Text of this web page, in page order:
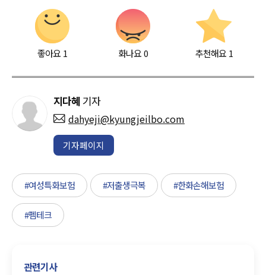
좋아요 1 화나요0 추천해요 1
지다혜 기자
dahyeji@kyungjeilbo.com
기자페이지
#여성특화보험 #저출생극복 #한화손해보험
#펨테크
관련기사